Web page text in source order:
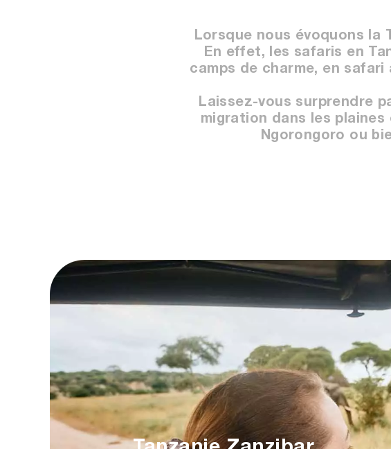
Lorsque nous évoquons la
En effet, les safaris en
camps de charme, en
Laissez-vous surprendre
migration dans les
Ngorongoro ou